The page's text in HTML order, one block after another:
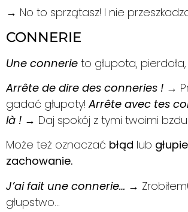
→ No to sprzątasz! I nie
CONNERIE
Une connerie to głupota,
Arrête de dire des conneries ! →
gadać głupoty!Arrête avec tes
là ! → Daj spokój z tymi twoimi
Może też oznaczać błąd lub głupie
zachowanie.
J’ai fait une connerie… →
głupstwo…